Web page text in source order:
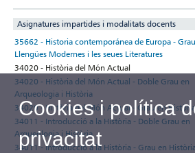
Asignatures impartides i modalitats docents
35662 - Historia contemporánea de Europa -
Llengües Modernes i les seues Literatures
34020 - Història del Món Actual
34020 - Història del Món Actual - Doble Grau en
Arqueologia i Història
34020 - Història del Món Actual - Grau en
34011 - Introducció a la Història - Doble Grau en
Arqueologia i Història
34011 - Introducció a la Història - Grau en
Cookies i política
privacitat